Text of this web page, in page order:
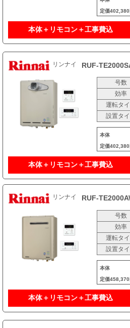
定価402,380
本体＋リモコン＋工事費込
リンナイ RUF-
号数
効率
運転タ
設置タ
本体
定価402,380
本体＋リモコン＋工事費込
リンナイ RUF-
号数
効率
運転タ
設置タ
本体
定価458,370
本体＋リモコン＋工事費込